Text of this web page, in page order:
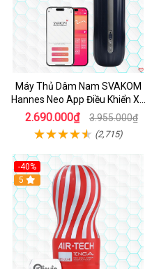
Máy Thủ Dâm Nam SVAKOM
Hannes Neo App Điều Khiển Xa
Cao Cấp
2.690.000₫ 3.955.000₫
(2,715)
-40%
Hot
5